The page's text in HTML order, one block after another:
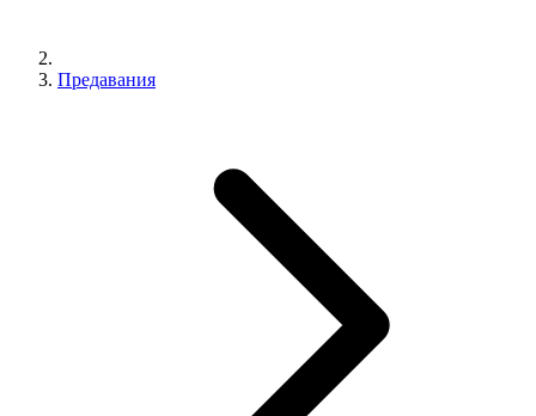
Предавания